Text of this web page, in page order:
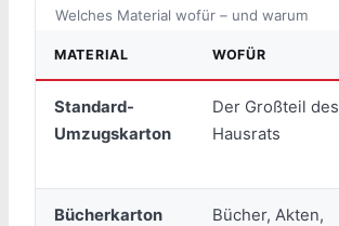
Welches Material wofür – und warum
MATERIAL WOFÜR
Standard-
Umzugskarton
Der Großteil des
Hausrats
Bücherkarton
Bücher, Akten,